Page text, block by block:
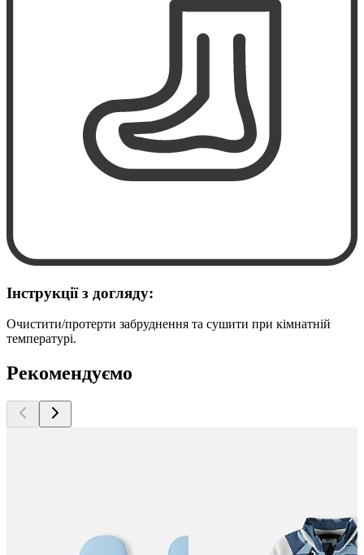
Інструкції з догляду:
Очистити/протерти забруднення та сушити при кімнатній
температурі.
Рекомендуємо